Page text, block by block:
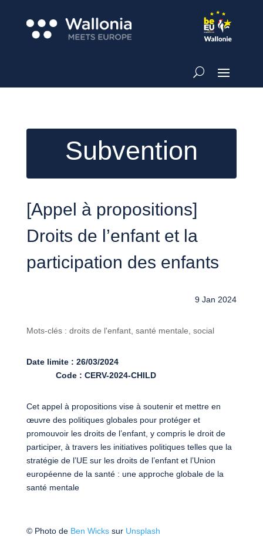
Subvention
[Appel à propositions]
Droits de l’enfant et la
participation des enfants
9 Jan 2024
Mots-clés : droits de l'enfant, santé mentale, social
Date limite : 26/03/2024
Code : CERV-2024-CHILD
Cet appel à propositions vise à soutenir et mettre en
œuvre des politiques globales pour protéger et
promouvoir les droits de l’enfant, y compris le droit de
participer, à travers les initiatives politiques telles que la
stratégie de l’UE sur les droits de l’enfant et l’Union
européenne de la santé : une approche globale de la
santé mentale
© Photo de Ben Wickssur Unsplash